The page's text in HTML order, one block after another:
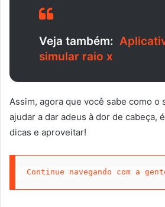
Veja também:
simular raio x
Assim, agora que você sabe como o
ajudar a dar adeus à dor de cabeça,
dicas e aproveitar!
Continue navegando com a